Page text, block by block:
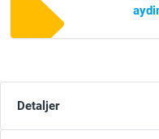
Detaljer